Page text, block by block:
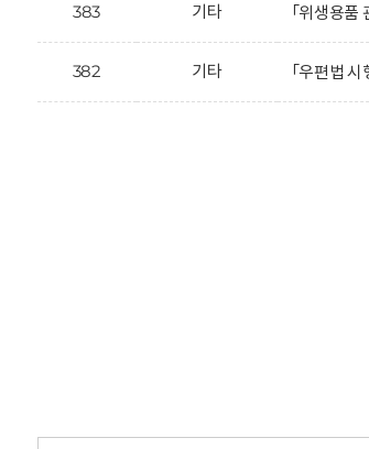
383 기타 「위생용
382 기타 「우편법